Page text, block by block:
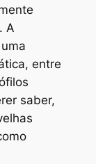
A
entre
saber,